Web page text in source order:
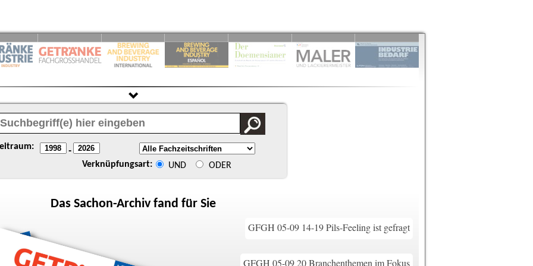
-
Verknüpfungsart: UND ODER
Das Sachon-Archiv fand für Sie
GFGH 05-09 14-19 Pils-Feeling ist gefragt
GFGH 05-09 20 Branchenthemen im Fokus